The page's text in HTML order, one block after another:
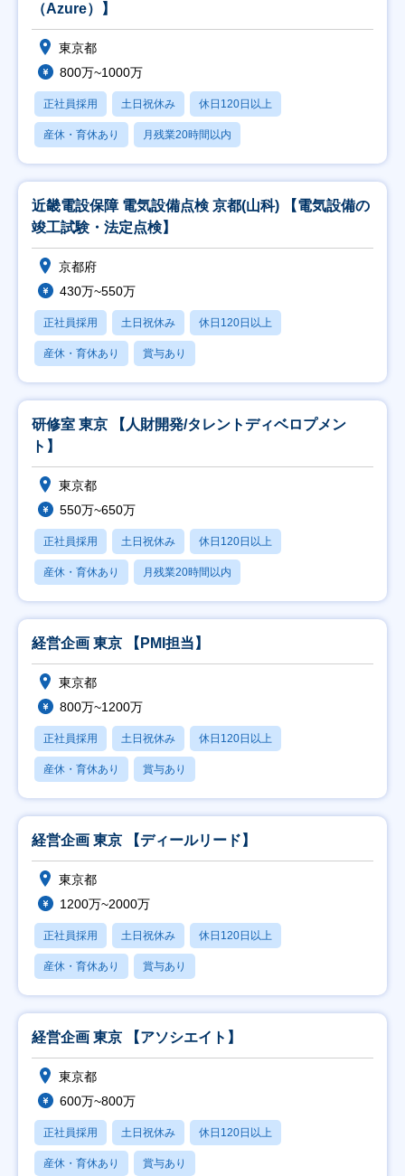
（Azure）】
東京都
800万~1000万
正社員採用 土日祝休み 休日120日以上
産休・育休あり 月残業20時間以内
近畿電設保障 電気設備点検 京都(山科) 【電気設備の
竣工試験・法定点検】
京都府
430万~550万
正社員採用 土日祝休み 休日120日以上
産休・育休あり 賞与あり
研修室 東京 【人財開発/タレントディベロプメン
ト】
東京都
550万~650万
正社員採用 土日祝休み 休日120日以上
産休・育休あり 月残業20時間以内
経営企画 東京 【PMI担当】
東京都
800万~1200万
正社員採用 土日祝休み 休日120日以上
産休・育休あり 賞与あり
経営企画 東京 【ディールリード】
東京都
1200万~2000万
正社員採用 土日祝休み 休日120日以上
産休・育休あり 賞与あり
経営企画 東京 【アソシエイト】
東京都
600万~800万
正社員採用 土日祝休み 休日120日以上
産休・育休あり 賞与あり